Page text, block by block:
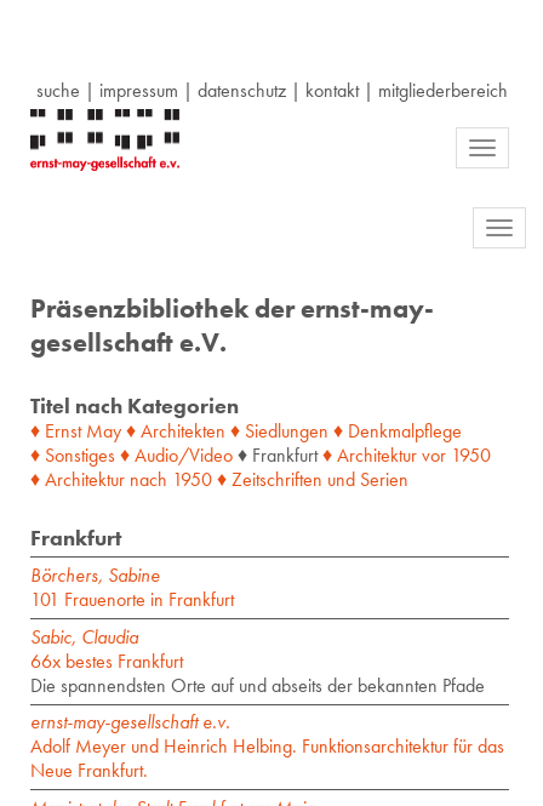
suche | impressum | datenschutz| kontakt| mitgliederbereich
Toggle
Präsenzbibliothek der ernst-may-
gesellschaft e.V.
Titel nach Kategorien
♦ Ernst May♦ Architekten ♦ Siedlungen ♦ Denkmalpflege
♦ Sonstiges♦ Audio/Video♦ Frankfurt♦ Architekturvor 1950
♦ Architektur nach 1950♦ Zeitschriften und Serien
Frankfurt
Börchers, Sabine
101 Frauenorte in Frankfurt
Sabic, Claudia
66x bestes Frankfurt
Die spannendsten Orte auf und abseits der bekannten Pfade
ernst-may-gesellschaft e.v.
Adolf Meyer und Heinrich Helbing. Funktionsarchitektur für das
Neue Frankfurt.